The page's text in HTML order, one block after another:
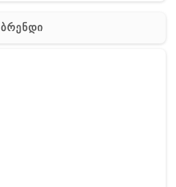
ბრენდი